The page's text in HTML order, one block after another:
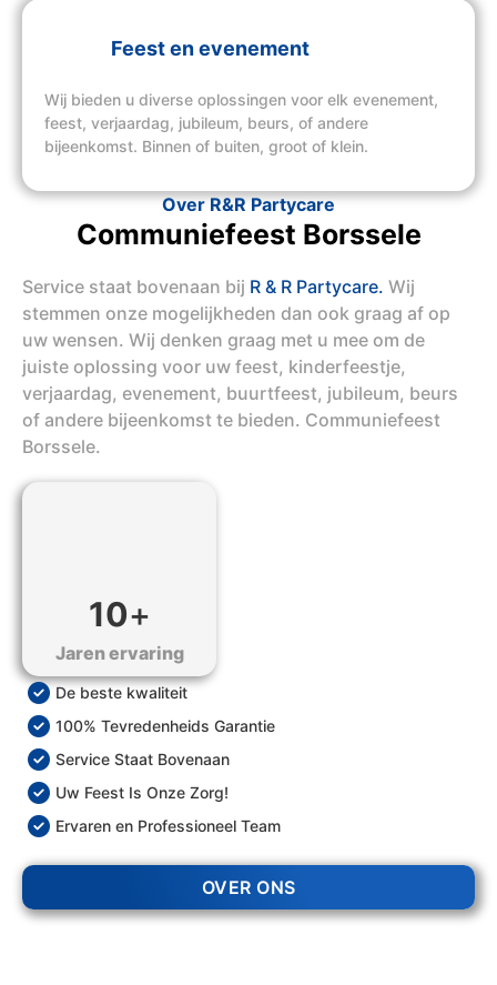
Feest en evenement
Wij bieden u diverse oplossingen voor elk evenement,
feest, verjaardag, jubileum, beurs, of andere
bijeenkomst. Binnen of buiten, groot of klein.
Over R&R Partycare
Communiefeest Borssele
Service staat bovenaan bij R & R Partycare. Wij
stemmen onze mogelijkheden dan ook graag af op
uw wensen. Wij denken graag met u mee om de
juiste oplossing voor uw feest, kinderfeestje,
verjaardag, evenement, buurtfeest, jubileum, beurs
of andere bijeenkomst te bieden. Communiefeest
Borssele.
10+
Jaren ervaring
De beste kwaliteit
100% Tevredenheids Garantie
Service Staat Bovenaan
Uw Feest Is Onze Zorg!
Ervaren en Professioneel Team
OVER ONS